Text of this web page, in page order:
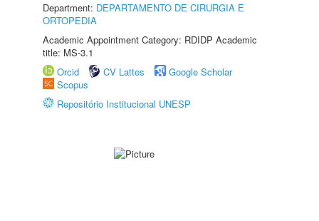
Department: DEPARTAMENTO DE CIRURGIA E
ORTOPEDIA
Academic Appointment Category: RDIDP Academic
title: MS-3.1
Orcid
CV Lattes
Google Scholar
Scopus
Repositório Institucional UNESP